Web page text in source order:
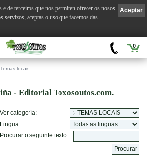
0
Temas locais
- Editorial Toxosoutos.com.
Ver categoría:
Lingua:
Procurar o seguinte texto:
Aceptar
e de terceiros que nos permiten ofrecer os nosos
servizos, aceptas o uso que facemos das